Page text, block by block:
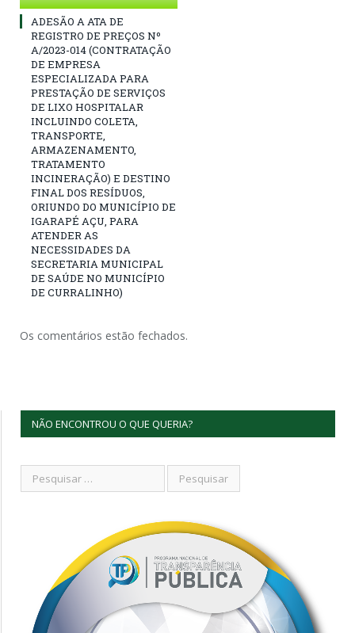
ADESÃO A ATA DE
REGISTRO DE PREÇOS Nº
A/2023-014 (CONTRATAÇÃO
DE EMPRESA
ESPECIALIZADA PARA
PRESTAÇÃO DE SERVIÇOS
DE LIXO HOSPITALAR
INCLUINDO COLETA,
TRANSPORTE,
ARMAZENAMENTO,
TRATAMENTO
INCINERAÇÃO) E DESTINO
FINAL DOS RESÍDUOS,
ORIUNDO DO MUNICÍPIO DE
IGARAPÉ AÇU, PARA
ATENDER AS
NECESSIDADES DA
SECRETARIA MUNICIPAL
DE SAÚDE NO MUNICÍPIO
DE CURRALINHO)
Os comentários estão fechados.
NÃO ENCONTROU O QUE QUERIA?